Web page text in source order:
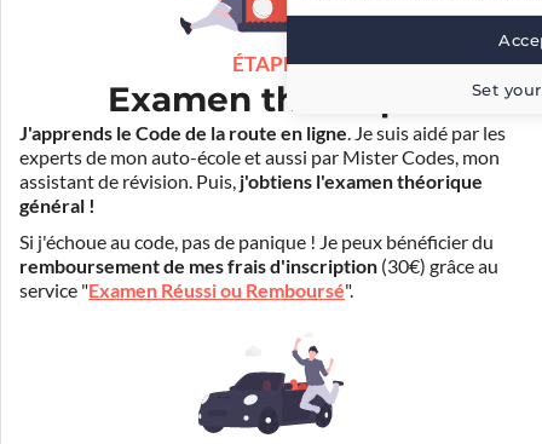
ÉTAPE 2
Examen théorique
J'apprends le Code de la route en ligne. Je suis aidé par les
experts de mon auto-école et aussi par Mister Codes, mon
assistant de révision. Puis, j'obtiens l'examen théorique
général !
Si j'échoue au code, pas de panique ! Je peux bénéficier du
remboursement de mes frais d'inscription (30€) grâce au
service "Examen Réussi ou Remboursé".
Set